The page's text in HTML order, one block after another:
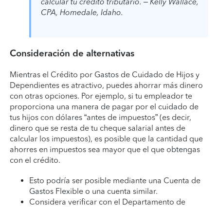
CPA, Homedale, Idaho.
Consideración de alternativas
Mientras el Crédito por Gastos de Cuidado de Hijos y
Dependientes es atractivo, puedes ahorrar más dinero
con otras opciones. Por ejemplo, si tu empleador te
proporciona una manera de pagar por el cuidado de
tus hijos con dólares “antes de impuestos” (es decir,
dinero que se resta de tu cheque salarial antes de
calcular los impuestos), es posible que la cantidad que
ahorres en impuestos sea mayor que el que obtengas
con el crédito.
Esto podría ser posible mediante una Cuenta de
Gastos Flexible o una cuenta similar.
Considera verificar con el Departamento de